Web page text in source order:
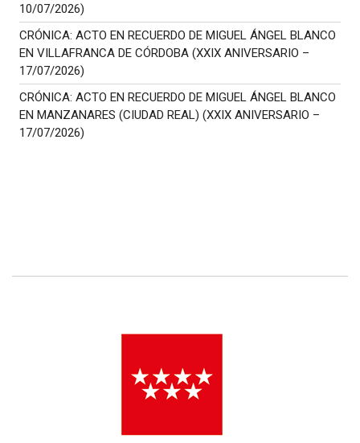
10/07/2026)
CRÓNICA: ACTO EN RECUERDO DE MIGUEL ÁNGEL BLANCO
EN VILLAFRANCA DE CÓRDOBA (XXIX ANIVERSARIO –
17/07/2026)
CRÓNICA: ACTO EN RECUERDO DE MIGUEL ÁNGEL BLANCO
EN MANZANARES (CIUDAD REAL) (XXIX ANIVERSARIO –
17/07/2026)